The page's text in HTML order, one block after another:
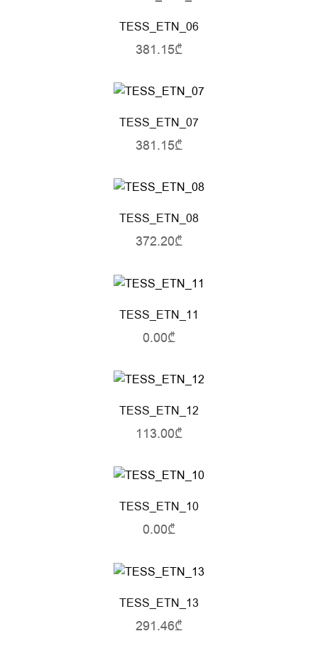
TESS_ETN_06
381.15₾
TESS_ETN_07
381.15₾
TESS_ETN_08
372.20₾
TESS_ETN_11
0.00₾
TESS_ETN_12
113.00₾
TESS_ETN_10
0.00₾
TESS_ETN_13
291.46₾